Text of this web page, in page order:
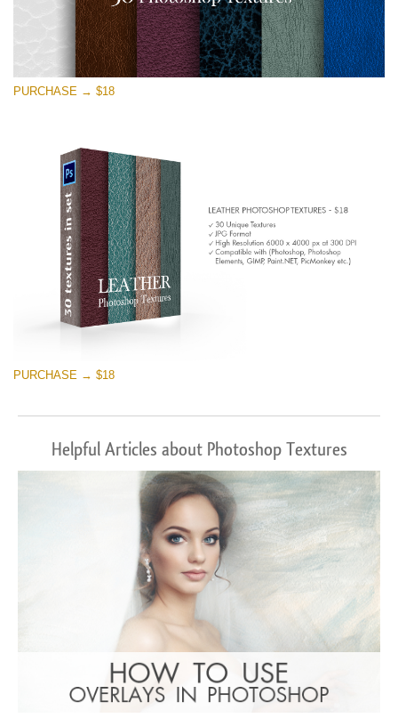
(1783 Overlays)
Large 6000*4000px
무료 다운로드
PURCHASE → $18
PURCHASE → $18
Helpful Articles about Photoshop Textures